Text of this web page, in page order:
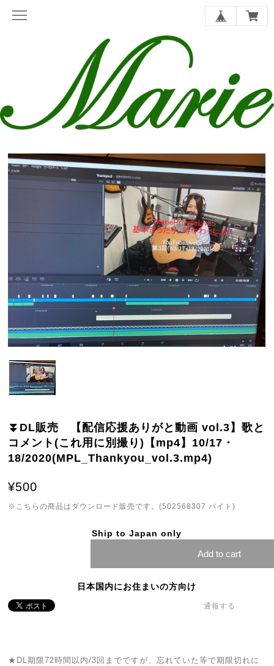
⏬DL販売 【配信応援ありがと動画 vol.3】歌と
コメント(これ用に別撮り)【mp4】10/17・
18/2020(MPL_Thankyou_vol.3.mp4)
¥500
※こちらの商品はダウンロード販売です。(502568307 バイト)
Ship to Japan only
Add to cart
日本国内にお住まいの方向け
通報する
★DL期限72時間以内/3回までですが、忘れていた等で期限切れに